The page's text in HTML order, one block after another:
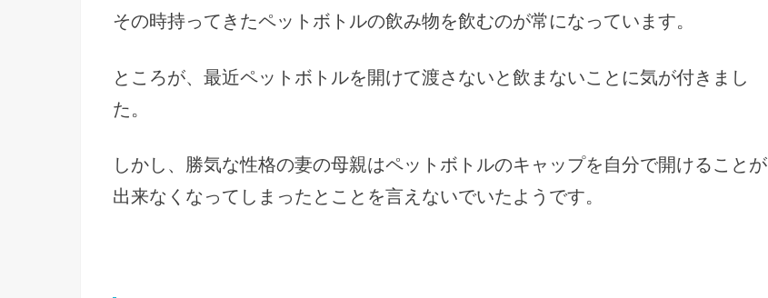
その時持ってきたペットボトルの飲み物を飲むのが常になっています。
ところが、最近ペットボトルを開けて渡さないと飲まないことに気が付きまし
た。
しかし、勝気な性格の妻の母親はペットボトルのキャップを自分で開けることが
出来なくなってしまったとことを言えないでいたようです。